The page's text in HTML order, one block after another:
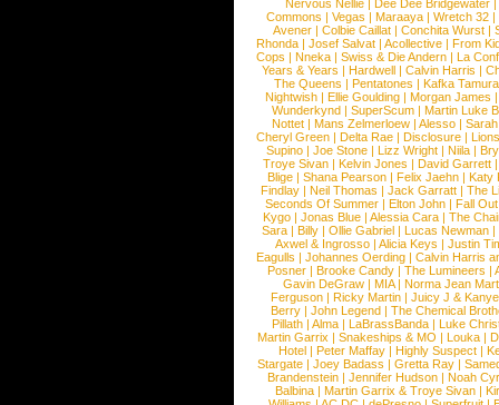
Nervous Nellie | Dee Dee Bridgewater |
Commons |Vegas |Maraaya |Wretch 32 |
Avener | Colbie Caillat | Conchita Wurst |
Rhonda | Josef Salvat | Acollective | From
Cops | Nneka | Swiss & Die Andern | La
Years & Years |Hardwell |Calvin Harris |
The Queens | Pentatones | Kafka Tamura
Nightwish |Ellie Goulding |Morgan James
Wunderkynd | SuperScum | Martin Luke
Nottet |Mans Zelmerloew |Alesso |
Cheryl Green |Delta Rae |Disclosure |
Supino |Joe Stone |Lizz Wright |Niila |
Troye Sivan | Kelvin Jones | David Garrett
Blige | Shana Pearson | Felix Jaehn | Katy
Findlay |Neil Thomas |Jack Garratt |The
Seconds Of Summer |Elton John |Fall
Kygo |Jonas Blue |Alessia Cara |The
Sara |Billy |Ollie Gabriel |Lucas Newman |
Axwel & Ingrosso | Alicia Keys | Justin
Eagulls |Johannes Oerding |Calvin Harris
Posner |Brooke Candy |The Lumineers |
Gavin DeGraw | MIA| Norma Jean
Ferguson | Ricky Martin | Juicy J &
Berry | John Legend | The Chemical
Pillath |Alma |LaBrassBanda |Luke
Martin Garrix | Snakeships & MO | Louka |
Hotel | Peter Maffay | Highly Suspect |
Stargate |Joey Badass |Gretta Ray |
Brandenstein |Jennifer Hudson |Noah
Balbina | Martin Garrix & Troye Sivan |